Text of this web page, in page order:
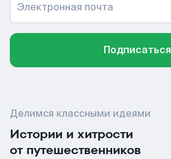
Электронная почта
Подписаться
Делимся классными идеями
Истории и хитрости
от путешественников